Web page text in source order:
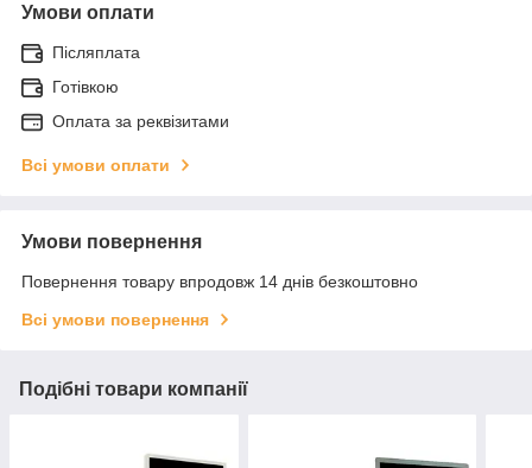
Умови оплати
Післяплата
Готівкою
Оплата за реквізитами
Всі умови оплати
Умови повернення
Повернення товару впродовж 14 днів безкоштовно
Всі умови повернення
Подібні товари компанії